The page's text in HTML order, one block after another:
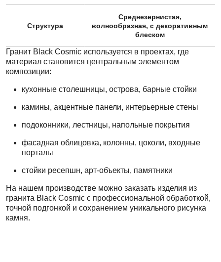
Структура
Среднезернистая,
волнообразная, с декоративным
блеском
Гранит Black Cosmic используется в проектах, где
материал становится центральным элементом
композиции:
кухонные столешницы, острова, барные стойки
камины, акцентные панели, интерьерные стены
подоконники, лестницы, напольные покрытия
фасадная облицовка, колонны, цоколи, входные
порталы
стойки ресепшн, арт-объекты, памятники
На нашем производстве можно заказать изделия из
гранита Black Cosmic с профессиональной обработкой,
точной подгонкой и сохранением уникального рисунка
камня.